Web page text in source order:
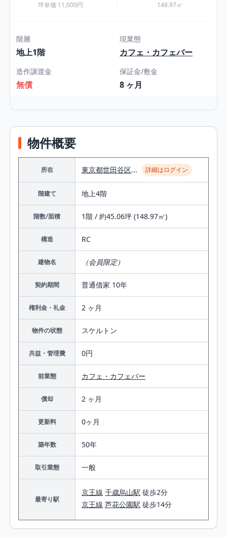
坪単価 11,000円 148.97㎡
階層
地上1階
現業態
カフェ・カフェバー
造作譲渡金
無償
保証金/敷金
8 ヶ月
物件概要
所在 東京都世田谷区... 詳細はログイン
階建て 地上4階
階数/面積 1階 / 約45.06坪 (148.97㎡)
構造 RC
建物名 （会員限定）
契約期間 普通借家 10年
権利金・礼金 2 ヶ月
物件の状態 スケルトン
共益・管理費 0円
前業態 カフェ・カフェバー
償却 2 ヶ月
更新料 0ヶ月
築年数 50年
取引業態 一般
最寄り駅
京王線 千歳烏山駅 徒歩2分
京王線 芦花公園駅 徒歩14分